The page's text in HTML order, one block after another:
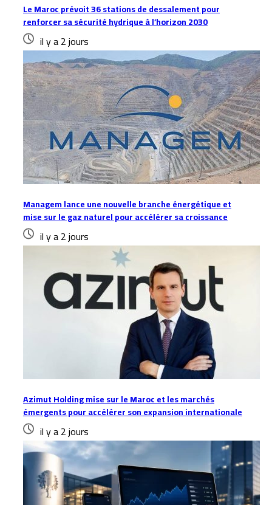
Le Maroc prévoit 36 stations de dessalement pour
renforcer sa sécurité hydrique à l’horizon 2030
il y a 2 jours
Managem lance une nouvelle branche énergétique et
mise sur le gaz naturel pour accélérer sa croissance
il y a 2 jours
Azimut Holding mise sur le Maroc et les marchés
émergents pour accélérer son expansion internationale
il y a 2 jours